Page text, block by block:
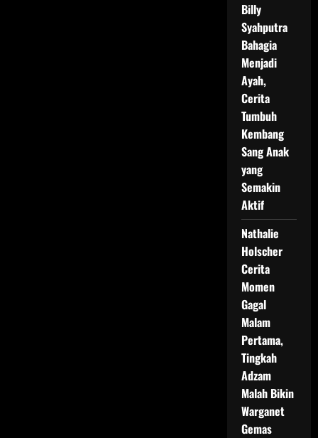
Billy
Syahputra
Bahagia
Menjadi
Ayah,
Cerita
Tumbuh
Kembang
Sang Anak
yang
Semakin
Aktif
Nathalie
Holscher
Cerita
Momen
Gagal
Malam
Pertama,
Tingkah
Adzam
Malah Bikin
Warganet
Gemas